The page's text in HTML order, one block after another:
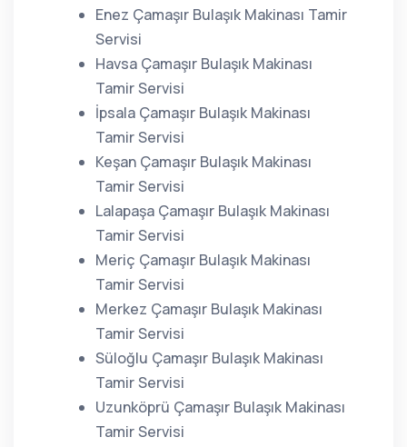
Enez Çamaşır Bulaşık Makinası Tamir
Servisi
Havsa Çamaşır Bulaşık Makinası
Tamir Servisi
İpsala Çamaşır Bulaşık Makinası
Tamir Servisi
Keşan Çamaşır Bulaşık Makinası
Tamir Servisi
Lalapaşa Çamaşır Bulaşık Makinası
Tamir Servisi
Meriç Çamaşır Bulaşık Makinası
Tamir Servisi
Merkez Çamaşır Bulaşık Makinası
Tamir Servisi
Süloğlu Çamaşır Bulaşık Makinası
Tamir Servisi
Uzunköprü Çamaşır Bulaşık Makinası
Tamir Servisi